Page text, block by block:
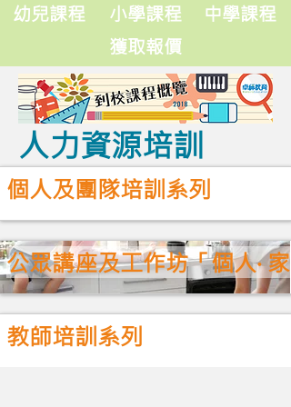
卓師到校課程概覽
幼兒課程 小學課程
中學課程
獲取報價
人力資源培訓
個人及團隊培訓系列
公眾講座及工作坊「個人‧
教師培訓系列